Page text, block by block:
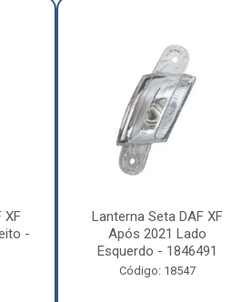
XF
-
Lanterna Seta DAF XF
Após 2021 Lado
Esquerdo - 1846491
Código: 18547